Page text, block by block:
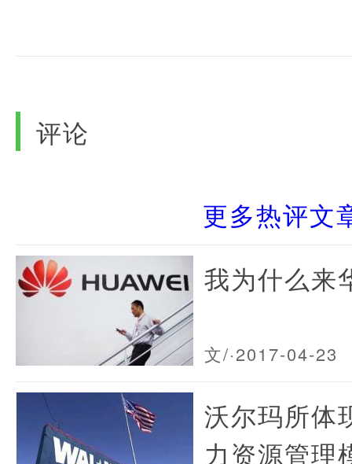
评论
更多热评文
我为什么来
文/·2017-04-23
沃尔玛所体
力资源管理